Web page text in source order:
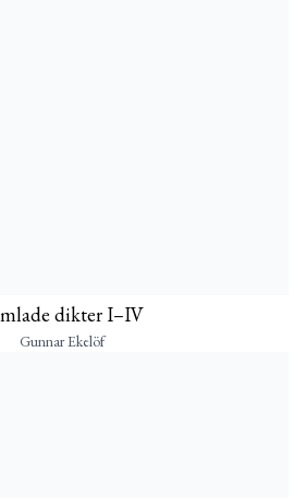
dikter I–IV
Gunnar Ekelöf